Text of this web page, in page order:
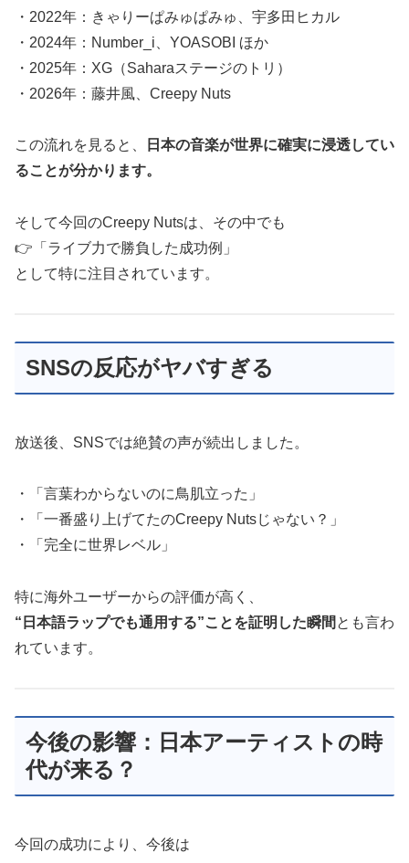
・2022年：きゃりーぱみゅぱみゅ、宇多田ヒカル
・2024年：Number_i、YOASOBI ほか
・2025年：XG（Saharaステージのトリ）
・2026年：藤井風、Creepy Nuts
この流れを見ると、
日本の音楽が世界に確実に浸透してい
ることが分かります。
そして今回のCreepy Nutsは、その中でも
👉「ライブ力で勝負した成功例」
として特に注目されています。
SNSの反応がヤバすぎる
放送後、SNSでは絶賛の声が続出しました。
・「言葉わからないのに鳥肌立った」
・「一番盛り上げてたのCreepy Nutsじゃない？」
・「完全に世界レベル」
特に海外ユーザーからの評価が高く、
“日本語ラップでも通用する”ことを証明した瞬間 とも言わ
れています。
今後の影響：日本アーティストの時
代が来る？
今回の成功により、今後は